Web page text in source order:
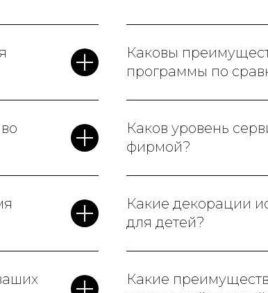
Каковы
программы по
Каков уровень
фирмой?
Какие декорации
для детей?
Какие